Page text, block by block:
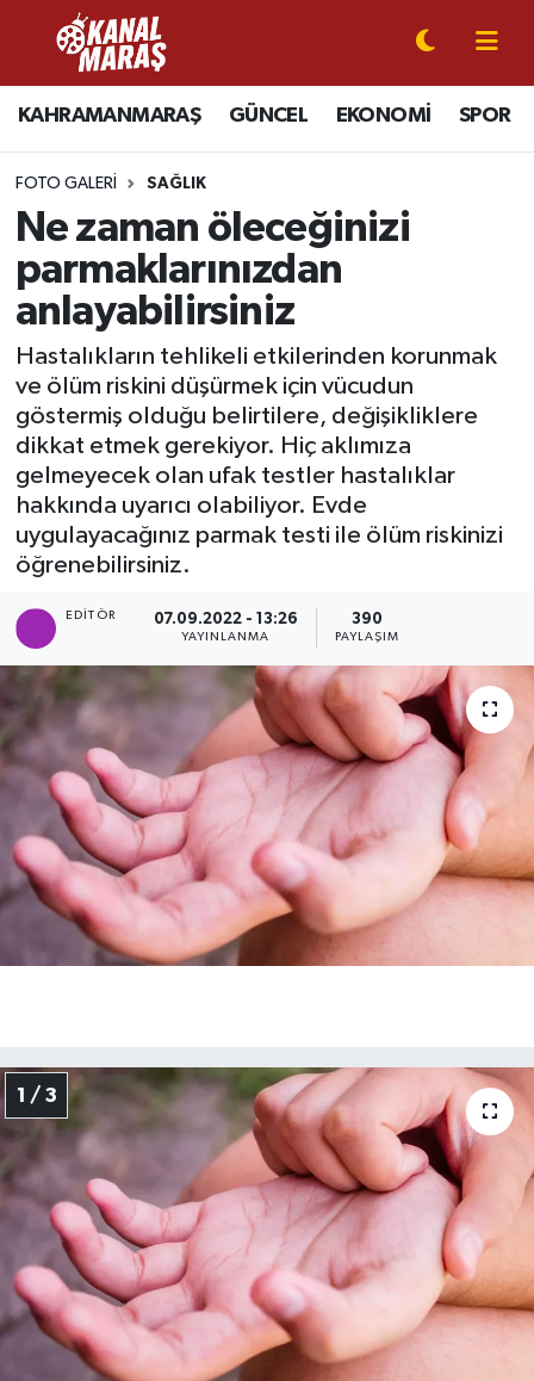
KAHRAMANMARAŞ GÜNCEL EKONOMİ SPOR
FOTO GALERI SAĞLIK
Ne zaman öleceğinizi
parmaklarınızdan
anlayabilirsiniz
Hastalıkların tehlikeli etkilerinden korunmak
ve ölüm riskini düşürmek için vücudun
göstermiş olduğu belirtilere, değişikliklere
dikkat etmek gerekiyor. Hiç aklımıza
gelmeyecek olan ufak testler hastalıklar
hakkında uyarıcı olabiliyor. Evde
uygulayacağınız parmak testi ile ölüm riskinizi
öğrenebilirsiniz.
EDITÖR 07.09.2022 - 13:26
YAYINLANMA
390
PAYLAŞIM
1 / 3
CANLI YAYIN
KAHRAMANMARAŞ
SPOR
SİYASET
EKONOMİ
GÜNDEM
MAGAZİN
SAĞLIK
BÖLGE
KEŞFET
POPÜLER
DÜNYA
TREND
OTOMOTİV
TEKNOLOJİ
YAŞAM
KÜLTÜR SANAT
Kahramanmaraş Nöbetçi Eczaneler
Kahramanmaraş Hava Durumu
Kahramanmaraş Namaz Vakitleri
Kahramanmaraş Trafik Yoğunluk Haritası
Süper Lig Puan Durumu ve Fikstür
Tüm Manşetler
Son Dakika Haberleri
Haber Arşivi